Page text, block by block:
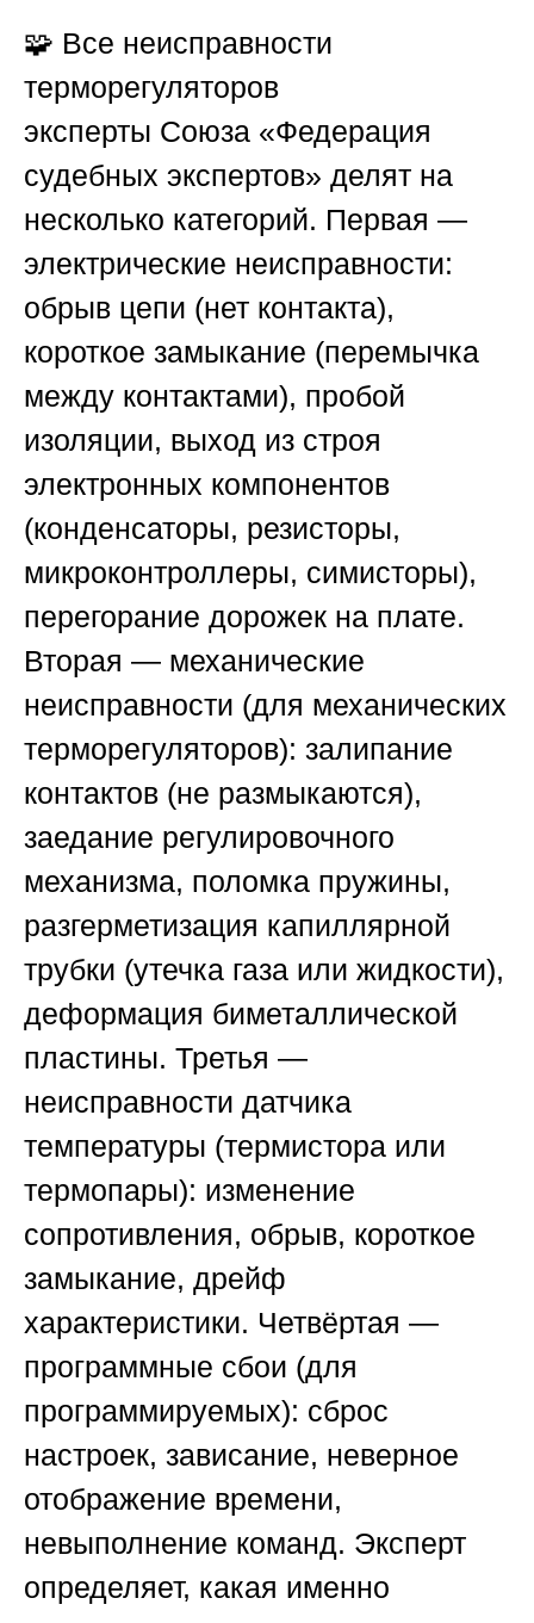
🧩 Все неисправности
терморегуляторов
эксперты Союза «Федерация
судебных экспертов» делят на
несколько категорий. Первая —
электрические неисправности:
обрыв цепи (нет контакта),
короткое замыкание (перемычка
между контактами), пробой
изоляции, выход из строя
электронных компонентов
(конденсаторы, резисторы,
микроконтроллеры, симисторы),
перегорание дорожек на плате.
Вторая — механические
неисправности (для механических
терморегуляторов): залипание
контактов (не размыкаются),
заедание регулировочного
механизма, поломка пружины,
разгерметизация капиллярной
трубки (утечка газа или жидкости),
деформация биметаллической
пластины. Третья —
неисправности датчика
температуры (термистора или
термопары): изменение
сопротивления, обрыв, короткое
замыкание, дрейф
характеристики. Четвёртая —
программные сбои (для
программируемых): сброс
настроек, зависание, неверное
отображение времени,
невыполнение команд. Эксперт
определяет, какая именно